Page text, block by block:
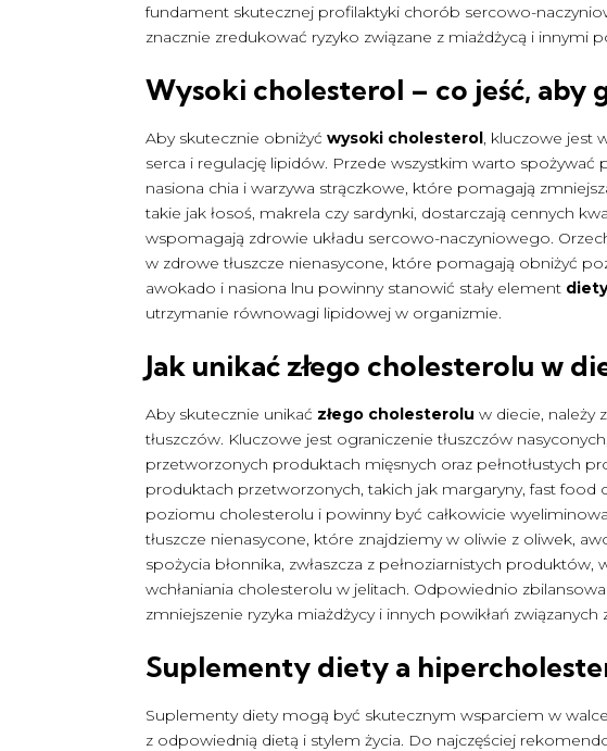
fundament skutecznej profilaktyki chorób sercowo-
znacznie zredukować ryzyko związane z miażdżycą i innymi
Wysoki cholesterol – co jeść, aby
Aby skutecznie obniżyćwysoki cholesterol , kluczowe jest
serca i regulację lipidów. Przede wszystkim warto spożywać
nasiona chia i warzywa strączkowe, które pomagają
takie jak łosoś, makrela czy sardynki, dostarczają cennych
wspomagają zdrowie układu sercowo-naczyniowego.
w zdrowe tłuszcze nienasycone, które pomagają obniżyć
awokado i nasiona lnu powinny stanowić stały element
utrzymanie równowagi lipidowej w organizmie.
Jak unikać złego cholesterolu w
Aby skutecznie unikać złego cholesterolu w diecie, należy
tłuszczów. Kluczowe jest ograniczenie tłuszczów
przetworzonych produktach mięsnych oraz pełnotłustych
produktach przetworzonych, takich jak margaryny, fast food
poziomu cholesterolu i powinny być całkowicie
tłuszcze nienasycone, które znajdziemy w oliwie z oliwek,
spożycia błonnika, zwłaszcza z pełnoziarnistych
wchłaniania cholesterolu w jelitach. Odpowiednio
zmniejszenie ryzyka miażdżycy i innych powikłań
Suplementy diety a
Suplementy diety mogą być skutecznym wsparciem w
z odpowiednią dietą i stylem życia. Do najczęściej